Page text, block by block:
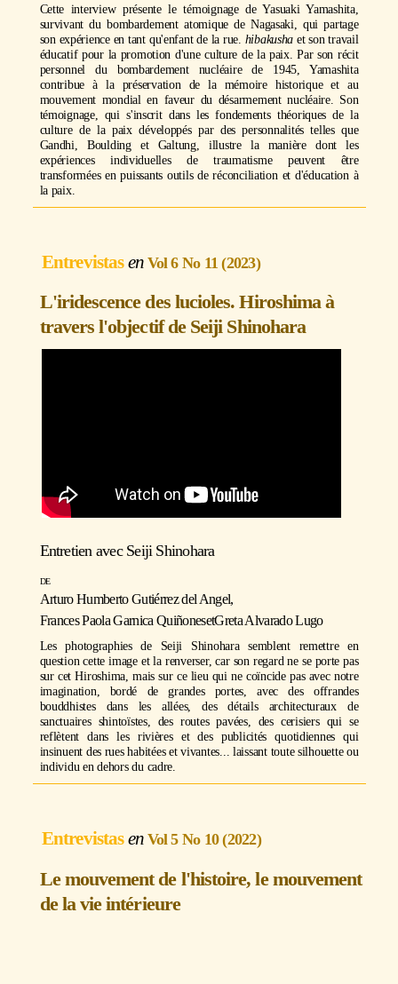
Cette interview présente le témoignage de Yasuaki Yamashita,
survivant du bombardement atomique de Nagasaki, qui partage
son expérience en tant qu'enfant de la rue. hibakusha et son travail
éducatif pour la promotion d'une culture de la paix. Par son récit
personnel du bombardement nucléaire de 1945, Yamashita
contribue à la préservation de la mémoire historique et au
mouvement mondial en faveur du désarmement nucléaire. Son
témoignage, qui s'inscrit dans les fondements théoriques de la
culture de la paix développés par des personnalités telles que
Gandhi, Boulding et Galtung, illustre la manière dont les
expériences individuelles de traumatisme peuvent être
transformées en puissants outils de réconciliation et d'éducation à
la paix.
Entrevistas Vol 6 No 11 (2023)
L'iridescence des lucioles. Hiroshima à
travers l'objectif de Seiji Shinohara
Entretien avec Seiji Shinohara
Arturo Humberto Gutiérrez del Angel,
Frances Paola Garnica QuiñonesetGreta Alvarado Lugo
Les photographies de Seiji Shinohara semblent remettre en
question cette image et la renverser, car son regard ne se porte pas
sur cet Hiroshima, mais sur ce lieu qui ne coïncide pas avec notre
imagination, bordé de grandes portes, avec des offrandes
bouddhistes dans les allées, des détails architecturaux de
sanctuaires shintoïstes, des routes pavées, des cerisiers qui se
reflètent dans les rivières et des publicités quotidiennes qui
insinuent des rues habitées et vivantes... laissant toute silhouette ou
individu en dehors du cadre.
Entrevistas Vol 5 No 10 (2022)
Le mouvement de l'histoire, le mouvement
de la vie intérieure